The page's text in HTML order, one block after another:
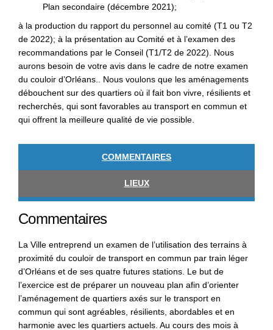
Plan secondaire (décembre 2021);
à la production du rapport du personnel au comité (T1 ou T2
de 2022); à la présentation au Comité et à l’examen des
recommandations par le Conseil (T1/T2 de 2022). Nous
aurons besoin de votre avis dans le cadre de notre examen
du couloir d’Orléans.. Nous voulons que les aménagements
débouchent sur des quartiers où il fait bon vivre, résilients et
recherchés, qui sont favorables au transport en commun et
qui offrent la meilleure qualité de vie possible.
COMMENTAIRES
LIEUX
Commentaires
La Ville entreprend un examen de l’utilisation des terrains à
proximité du couloir de transport en commun par train léger
d’Orléans et de ses quatre futures stations. Le but de
l’exercice est de préparer un nouveau plan afin d’orienter
l’aménagement de quartiers axés sur le transport en
commun qui sont agréables, résilients, abordables et en
harmonie avec les quartiers actuels. Au cours des mois à